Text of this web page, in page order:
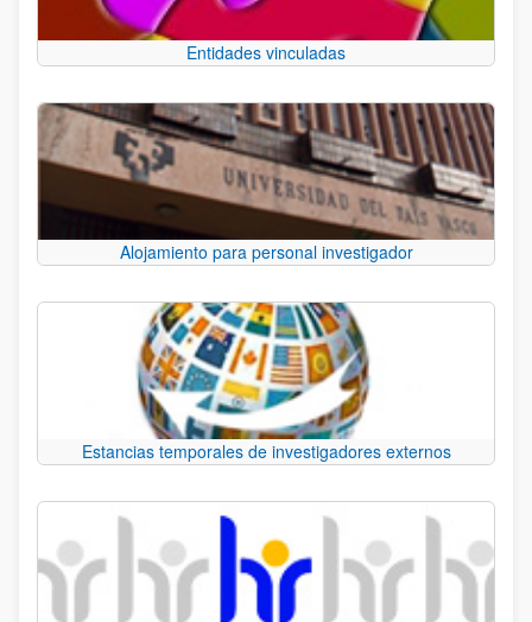
Entidades vinculadas
Alojamiento para personal investigador
Estancias temporales de investigadores externos